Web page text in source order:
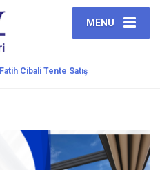
MENU
Fatih Cibali Tente Satış